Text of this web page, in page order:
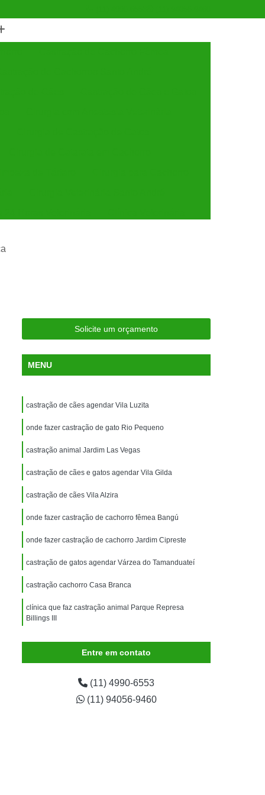
para Silvestres
para Animais Silvestres
Consulta para Animais Silvestres
Santo André
Veterinária para Animais Silvestres
Exame de Eletrocardiograma Veterinário
Exame de Imagem para Animais
Exame de Radiologia para Animais
Exame de Sangue para Animais
Exame para Animais
Exame para Animais São Caetano
Animal
para Cachorro
Internação para Gatos
Uti Veterinária
Internação Veterinária São Caetano
Limpeza de Tártaro para Cães
São Caetano
Solicite um orçamento
MENU
castração de cães agendar Vila Luzita
onde fazer castração de gato Rio Pequeno
castração animal Jardim Las Vegas
castração de cães e gatos agendar Vila Gilda
castração de cães Vila Alzira
onde fazer castração de cachorro fêmea Bangú
onde fazer castração de cachorro Jardim Cipreste
castração de gatos agendar Várzea do Tamanduateí
castração cachorro Casa Branca
clínica que faz castração animal Parque Represa
Billings III
Entre em contato
(11) 4990-6553
(11) 94056-9460